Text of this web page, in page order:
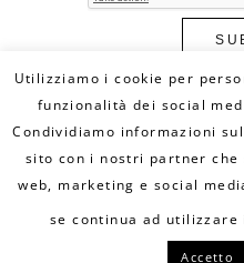
© Copyright 2020
Rights
PRIVACY POLICY
Utilizziamo i cookie per
funzionalità dei social
Condividiamo informazioni
sito con i nostri partner
web, marketing e social
se continua ad
Accetto